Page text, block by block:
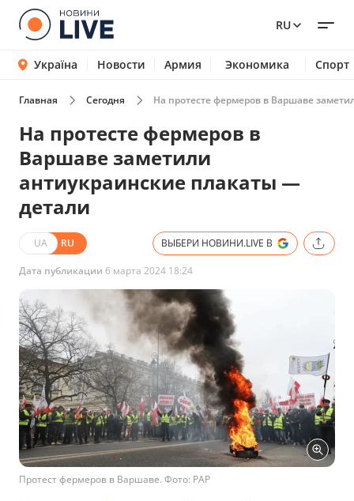
RU
Україна Новости Армия Экономика Спорт
Главная Сегодня На протесте фермеров в Варшаве
На протесте фермеров в
Варшаве заметили
антиукраинские плакаты —
детали
UA RU ВЫБЕРИ НОВИНИ.LIVE В
Дата публикации 6 марта 2024 18:24
Протест фермеров в Варшаве. Фото: PAP